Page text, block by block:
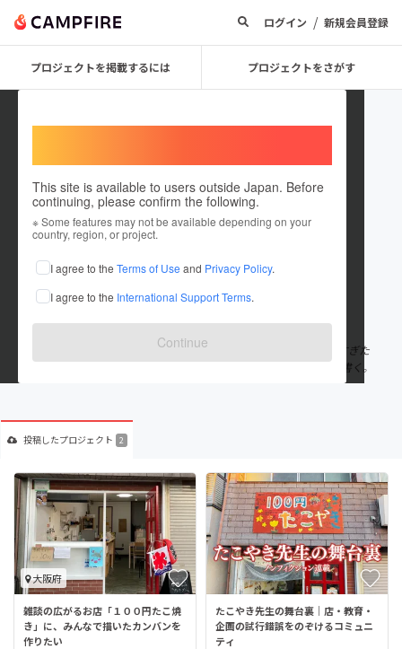
ログイン / 新規会員登録
プロジェクトを掲載するには プロジェクトをさがす
This site is available to users outside Japan. Before
continuing, please confirm the following.
※ Some features may not be available depending on your
country, region, or project.
I agree to the Terms of Use and Privacy Policy.
I agree to the International Support Terms.
Continue
たこやき先生かわひー
これまでに13回支援して2件のプロジェクトを投稿しています
在住国：日本 現在地：大阪府
出身国：日本 出身地：大阪府
子ども無料のたこやき屋を5年。 うっかりこの場所が大切になりすぎた
ので、外でも稼げるようになろうとしています。 その過程を全部書く。
投稿したプロジェクト 2
大阪府
雑談の広がるお店「１００円たこ焼
き」に、みんなで描いたカンバンを
作りたい
たこやき先生の舞台裏｜店・教育・
企画の試行錯誤をのぞけるコミュニ
ティ